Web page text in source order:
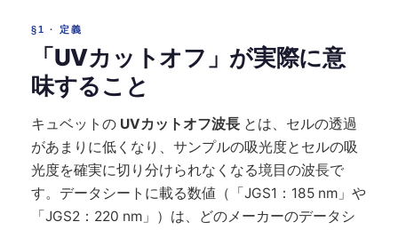
§1 · 定義
「UVカットオフ」が実際に意
味すること
キュベットの UVカットオフ波長 とは、セルの透過
があまりに低くなり、サンプルの吸光度とセルの吸
光度を確実に切り分けられなくなる境目の波長で
す。データシートに載る数値（「JGS1：185 nm」や
「JGS2：220 nm」）は、どのメーカーのデータシ